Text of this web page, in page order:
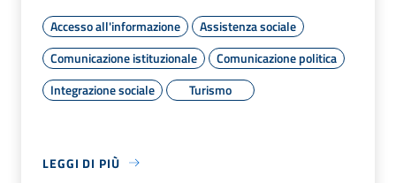
Accesso all'informazione
Assistenza sociale
Comunicazione istituzionale
Comunicazione politica
Integrazione sociale
Turismo
LEGGI DI PIÙ